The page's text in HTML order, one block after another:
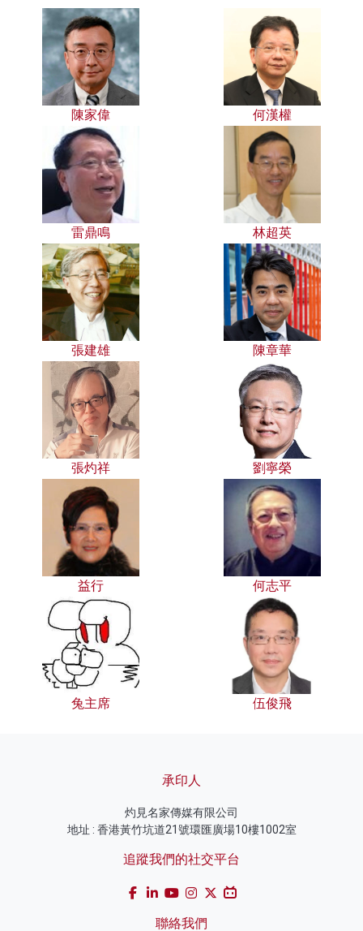
陳家偉 何漢權
雷鼎鳴 林超英
張建雄 陳章華
張灼祥 劉寧榮
益行 何志平
兔主席 伍俊飛
承印人
灼見名家傳媒有限公司
地址 : 香港黃竹坑道21號環匯廣場10樓1002室
追蹤我們的社交平台
聯絡我們